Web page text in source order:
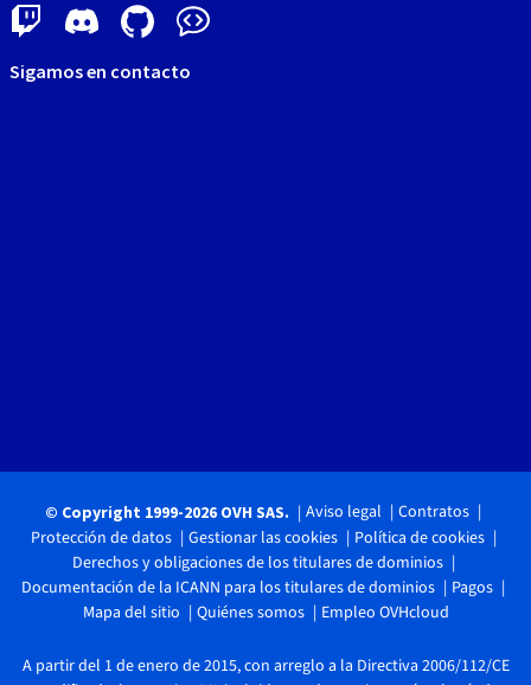
Sigamos en contacto
© Copyright 1999-2026 OVH SAS. Aviso legal
Contratos
Protección de datos
Gestionar las cookies
Política de cookies
Derechos y obligaciones de los titulares de dominios
Documentación de la ICANN para los titulares de dominios
Pagos
Mapa del sitio
Quiénes somos Empleo OVHcloud
A partir del 1 de enero de 2015, con arreglo a la Directiva 2006/112/CE